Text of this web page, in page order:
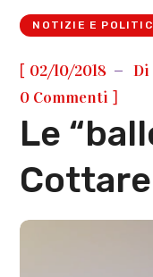
NOTIZIE E
[ 02/10/2018 Di
0 Commenti ]
Le